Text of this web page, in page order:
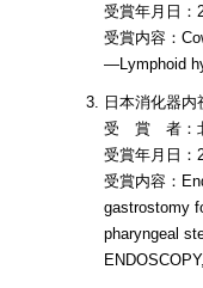
受賞年月日：
受賞内容：
―Lymphoid
日本消化器
受 賞 者：
受賞年月日：
受賞内容：
gastrostomy
pharyngeal